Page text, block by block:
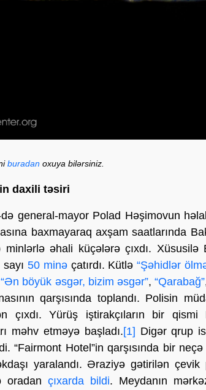
buradan oxuya bilərsiniz.
daxili təsiri
general-mayor Polad Həşimovun
baxmayaraq axşam saatlarında
minlərlə əhali küçələrə çıxdı.
50 minəçatırdı. Kütlə“Şəhidlər
“Ən böyük əsgər, bizim əsgər”, “Qarabağ”
qarşısında toplandı. Polisin
çıxdı. Yürüş iştirakçıların bir
məhv etməyə başladı.[1] Digər qrup
“Fairmont Hotel”in qarşısında bir neçə
yaralandı. Əraziyə gətirilən çevik
oradançıxarda bildi. Meydanın